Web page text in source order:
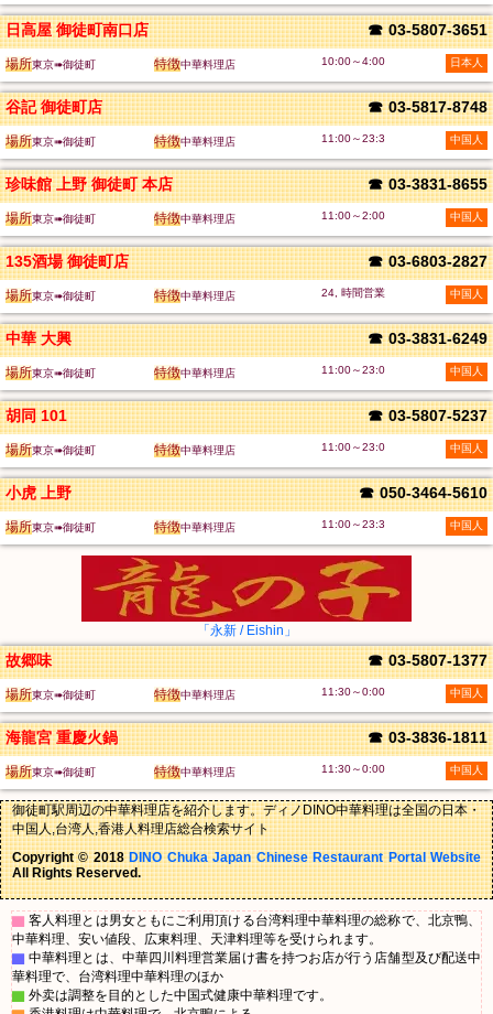
日高屋 御徒町南口店 ☎ 03-5807-3651
場所東京➠御徒町 特徴中華料理店 10:00～4:00 日本人
谷記 御徒町店 ☎ 03-5817-8748
場所東京➠御徒町 特徴中華料理店 11:00～23:3 中国人
珍味館 上野 御徒町 本店 ☎ 03-3831-8655
場所東京➠御徒町 特徴中華料理店 11:00～2:00 中国人
135酒場 御徒町店 ☎ 03-6803-2827
場所東京➠御徒町 特徴中華料理店 24, 時間営業 中国人
中華 大興 ☎ 03-3831-6249
場所東京➠御徒町 特徴中華料理店 11:00～23:0 中国人
胡同 101 ☎ 03-5807-5237
場所東京➠御徒町 特徴中華料理店 11:00～23:0 中国人
小虎 上野 ☎ 050-3464-5610
場所東京➠御徒町 特徴中華料理店 11:00～23:3 中国人
「永新 / Eishin」
故郷味 ☎ 03-5807-1377
場所東京➠御徒町 特徴中華料理店 11:30～0:00 中国人
海龍宮 重慶火鍋 ☎ 03-3836-1811
場所東京➠御徒町 特徴中華料理店 11:30～0:00 中国人
御徒町駅周辺の中華料理店を紹介します。ディノDINO中華料理は全国の日本・
中国人,台湾人,香港人料理店総合検索サイト
Copyright © 2018DINO Chuka Japan Chinese Restaurant Portal Website
All Rights Reserved.
▇ 客人料理とは男女ともにご利用頂ける台湾料理中華料理の総称で、北京鴨、
中華料理、安い値段、広東料理、天津料理等を受けられます。
▇ 中華料理とは、中華四川料理営業届け書を持つお店が行う店舗型及び配送中
華料理で、台湾料理中華料理のほか
▇ 外卖は調整を目的とした中国式健康中華料理です。